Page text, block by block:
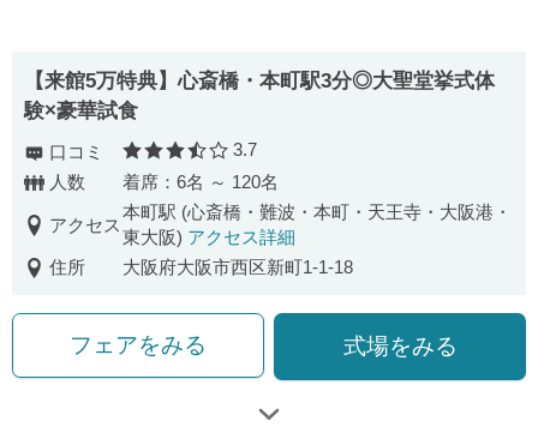
【来館5万特典】心斎橋・本町駅3分◎大聖堂挙式体
験×豪華試食
口コミ 口コミ評価
3.7
人数
着席：6名 ～ 120名
アクセス
本町駅 (心斎橋・難波・本町・天王寺・大阪港・
東大阪) アクセス詳細
住所
大阪府大阪市西区新町1-1-18
フェアをみる 式場をみる